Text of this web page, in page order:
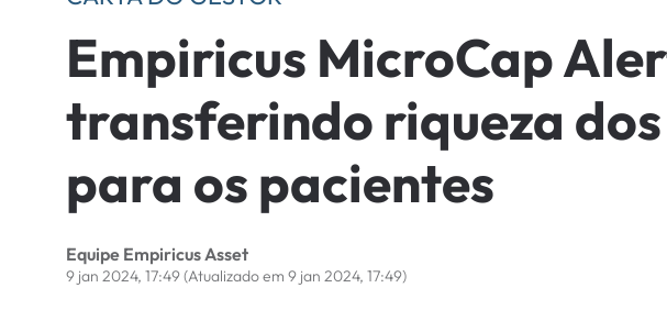
Empiricus MicroCap
transferindo riqueza
para os pacientes
Equipe Empiricus Asset
9 jan 2024, 17:49(Atualizado em 9 jan 2024, 17:49)